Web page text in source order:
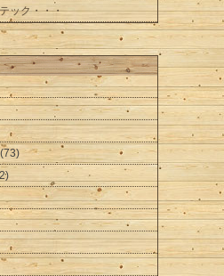
ック・・・
(73)